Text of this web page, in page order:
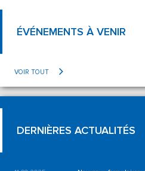
ÉVÉNEMENTS À VENIR
VOIR TOUT
DERNIÈRES ACTUALITÉS